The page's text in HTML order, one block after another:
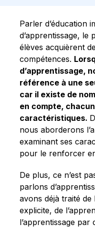
Accéder
Français
Parler d’éducation
d’apprentissage, le
élèves acquièrent
compétences.
d’apprentissage,
référence à une
car il existe de
en compte,
caractéristiques.
nous aborderons
examinant ses
pour le renforcer
De plus, ce n’est
parlons
avons déjà traité de
explicite, de
l’apprentissage